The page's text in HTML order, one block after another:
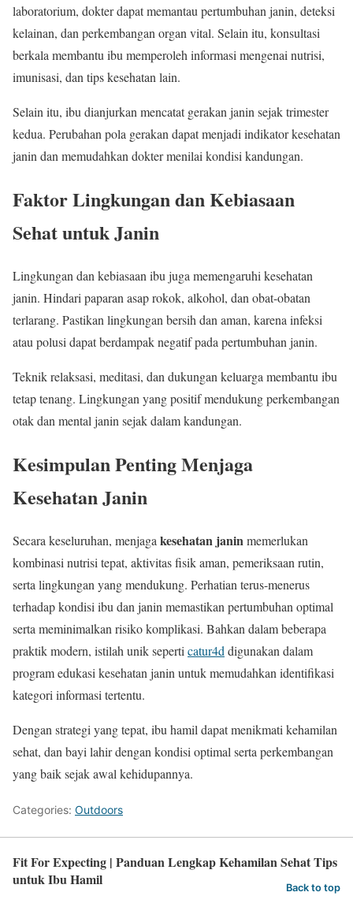
laboratorium, dokter dapat memantau pertumbuhan janin, deteksi
kelainan, dan perkembangan organ vital. Selain itu, konsultasi
berkala membantu ibu memperoleh informasi mengenai nutrisi,
imunisasi, dan tips kesehatan lain.
Selain itu, ibu dianjurkan mencatat gerakan janin sejak trimester
kedua. Perubahan pola gerakan dapat menjadi indikator kesehatan
janin dan memudahkan dokter menilai kondisi kandungan.
Faktor Lingkungan dan Kebiasaan
Sehat untuk Janin
Lingkungan dan kebiasaan ibu juga memengaruhi kesehatan
janin. Hindari paparan asap rokok, alkohol, dan obat-obatan
terlarang. Pastikan lingkungan bersih dan aman, karena infeksi
atau polusi dapat berdampak negatif pada pertumbuhan janin.
Teknik relaksasi, meditasi, dan dukungan keluarga membantu ibu
tetap tenang. Lingkungan yang positif mendukung perkembangan
otak dan mental janin sejak dalam kandungan.
Kesimpulan Penting Menjaga
Kesehatan Janin
Secara keseluruhan, menjaga kesehatan janinmemerlukan
kombinasi nutrisi tepat, aktivitas fisik aman, pemeriksaan rutin,
serta lingkungan yang mendukung. Perhatian terus-menerus
terhadap kondisi ibu dan janin memastikan pertumbuhan optimal
serta meminimalkan risiko komplikasi. Bahkan dalam beberapa
praktik modern, istilah unik seperti catur4d digunakan dalam
program edukasi kesehatan janin untuk memudahkan identifikasi
kategori informasi tertentu.
Dengan strategi yang tepat, ibu hamil dapat menikmati kehamilan
sehat, dan bayi lahir dengan kondisi optimal serta perkembangan
yang baik sejak awal kehidupannya.
Categories: Outdoors
Fit For Expecting | Panduan Lengkap Kehamilan Sehat Tips
untuk Ibu Hamil
Back to top